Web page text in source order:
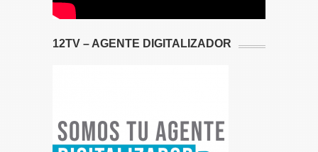
12TV – AGENTE DIGITALIZADOR